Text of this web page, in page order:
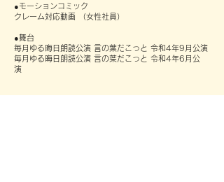
●モーションコミック
クレーム対応動画 （女性社員）
●舞台
毎月ゆる晦日朗読公演 言の葉だこっと 令和4年9月公演
毎月ゆる晦日朗読公演 言の葉だこっと 令和4年6月公
演